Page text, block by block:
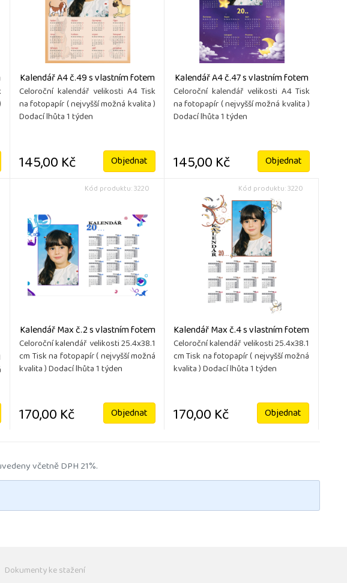
Kalendář A4 č.49 s vlastním fotem
Celoroční kalendář velikosti A4 Tisk
na fotopapír ( nejvyšší možná kvalita )
Dodací lhůta 1 týden
145,00 Kč Objednat
Kalendář A4 č.47 s vlastním fotem
Celoroční kalendář velikosti A4 Tisk
na fotopapír ( nejvyšší možná kvalita )
Dodací lhůta 1 týden
145,00 Kč Objednat
Kód produktu: 3220
Kalendář Max č.2 s vlastním fotem
Celoroční kalendář velikosti 25.4x38.1
cm Tisk na fotopapír ( nejvyšší možná
kvalita ) Dodací lhůta 1 týden
170,00 Kč Objednat
Kód produktu: 3220
Kalendář Max č.4 s vlastním fotem
Celoroční kalendář velikosti 25.4x38.1
cm Tisk na fotopapír ( nejvyšší možná
kvalita ) Dodací lhůta 1 týden
170,00 Kč Objednat
včetně DPH 21%.
Dokumenty ke stažení